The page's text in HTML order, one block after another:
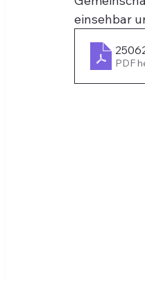
einsehbar
PDF